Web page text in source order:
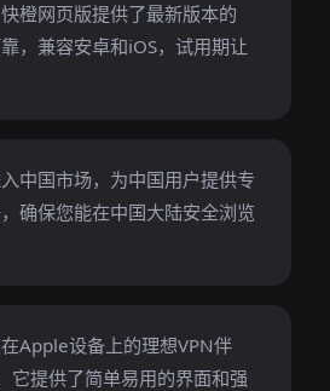
橙网页版提供了最新版本的
，兼容安卓和iOS，试用期让
中国市场，为中国用户提供专
确保您能在中国大陆安全浏览
Apple设备上的理想VPN伴
它提供了简单易用的界面和强